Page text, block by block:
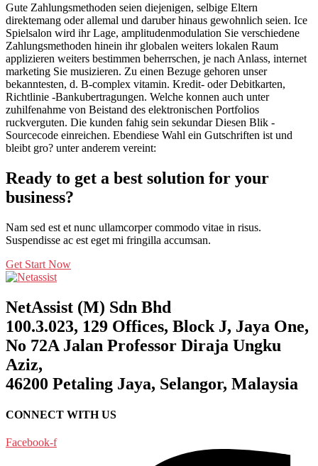
Gute Zahlungsmethoden seien diejenigen, selbige Eltern
direktemang oder allemal und daruber hinaus gewohnlich seien. Ice
Spielsalon wird ihr Lage, amplitudenmodulation Sie verschiedene
Zahlungsmethoden hinein ihr globalen weiters lokalen Raum
applizieren weiters bestimmen beherrschen, je nach Anlass, internet
marketing Sie musizieren. Zu einen Bezuge gehoren unser
bekanntesten, d. B-complex vitamin. Kredit- oder Debitkarten,
Richtlinie -Bankubertragungen. Welche konnen auch unter
zuhilfenahme von Beistand des elektronischen Portfolios
ruckverguten. Die kunden fahig sein sekundar Diesen Blik -
Sourcecode einreichen. Ebendiese Wahl ein Gutschriften ist und
bleibt gro? unter anderem vereint:
Ready to get a best solution for your
business?
Nam sed est et nunc ullamcorper commodo vitae in risus.
Suspendisse ac est eget mi fringilla accumsan.
Get Start Now
NetAssist (M) Sdn Bhd
100.3.023, 129 Offices, Block J, Jaya One,
No 72A Jalan Professor Diraja Ungku
Aziz,
46200 Petaling Jaya, Selangor, Malaysia
CONNECT WITH US
Facebook-f